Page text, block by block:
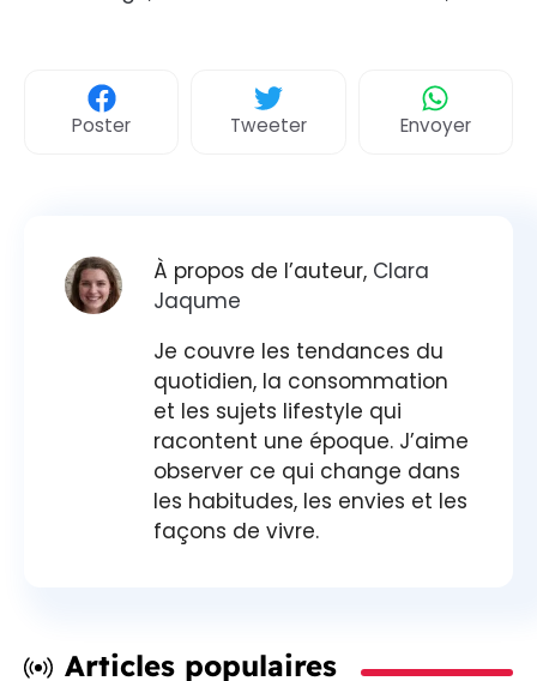
Poster Tweeter Envoyer
À propos de l’auteur, Clara
Jaqume
Je couvre les tendances du
quotidien, la consommation
et les sujets lifestyle qui
racontent une époque. J’aime
observer ce qui change dans
les habitudes, les envies et les
façons de vivre.
Articles populaires